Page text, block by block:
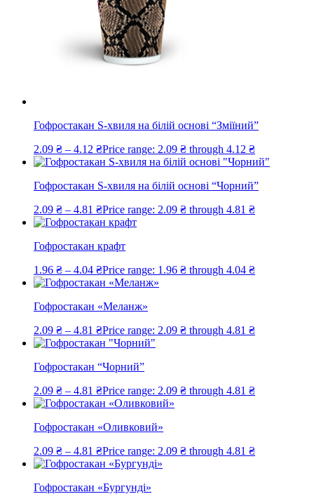
Гофростакан S-хвиля на білій основі “Зміїний”
2.09 ₴ – 4.12 ₴Price range: 2.09 ₴ through 4.12 ₴
Гофростакан S-хвиля на білій основі “Чорний”
2.09 ₴ – 4.81 ₴Price range: 2.09 ₴ through 4.81 ₴
Гофростакан крафт
1.96 ₴ – 4.04 ₴Price range: 1.96 ₴ through 4.04 ₴
Гофростакан «Меланж»
2.09 ₴ – 4.81 ₴Price range: 2.09 ₴ through 4.81 ₴
Гофростакан “Чорний”
2.09 ₴ – 4.81 ₴Price range: 2.09 ₴ through 4.81 ₴
Гофростакан «Оливковий»
2.09 ₴ – 4.81 ₴Price range: 2.09 ₴ through 4.81 ₴
Гофростакан «Бургунді»